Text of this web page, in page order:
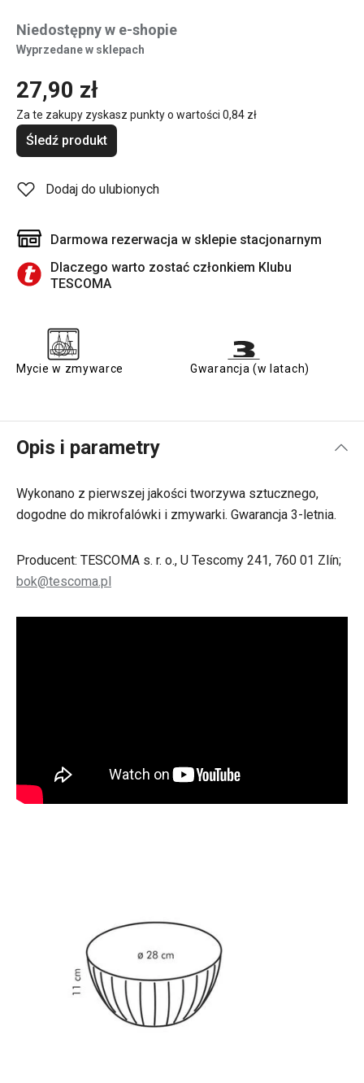
Niedostępny w e-shopie
Wyprzedane w sklepach
27,90 zł
Za te zakupy zyskasz punkty o wartości 0,84 zł
Śledź produkt
Dodaj do ulubionych
Darmowa rezerwacja w sklepie stacjonarnym
Dlaczego warto zostać członkiem Klubu
TESCOMA
Mycie w zmywarce Gwarancja (w latach)
Opis i parametry
Wykonano z pierwszej jakości tworzywa sztucznego,
dogodne do mikrofalówki i zmywarki. Gwarancja 3-letnia.
Producent: TESCOMA s. r. o., U Tescomy 241, 760 01 Zlín;
bok@tescoma.pl